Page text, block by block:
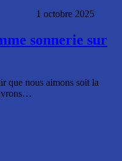
1 octobre 2025
sonnerie sur
que nous aimons soit la